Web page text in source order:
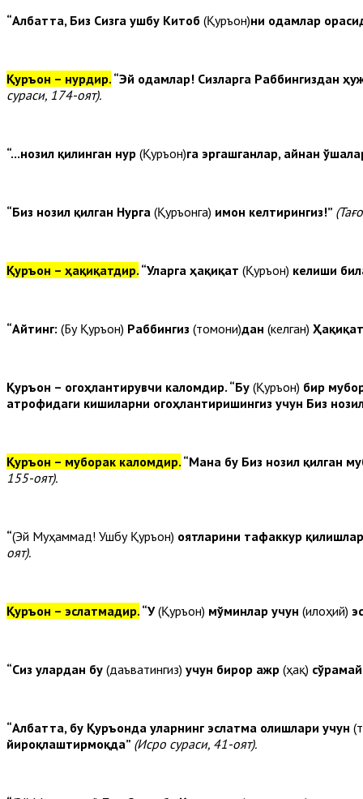
“Албатта, Биз Сизга ушбу Китоб (Қуръон)ни одамлар
Қуръон – нурдир. “Эй одамлар! Сизларга Раббингиздан
сураси, 174-оят).
“...нозил қилинган нур (Қуръон)га эргашганлар, айнан
“Биз нозил қилган Нурга (Қуръонга) имон келтирингиз!”
Қуръон – ҳақиқатдир. “Уларга ҳақиқат (Қуръон) келиши
“Айтинг: (Бу Қуръон) Раббингиз (томони)дан (келган)
Қуръон – огоҳлантирувчи каломдир. “Бу (Қуръон) бир
атрофидаги кишиларни огоҳлантиришингиз учун Биз
Қуръон – муборак каломдир. “Мана бу Биз нозил қилган
155-оят).
“(Эй Муҳаммад! Ушбу Қуръон) оятларини тафаккур
оят).
Қуръон – эслатмадир. “У(Қуръон) мўминлар учун (илоҳий)
“Сиз улардан бу (даъватингиз) учун бирор ажр (ҳақ)
“Албатта, бу Қуръонда уларнинг эслатма олишлари учун
йироқлаштирмоқда” (Исро сураси, 41-оят).